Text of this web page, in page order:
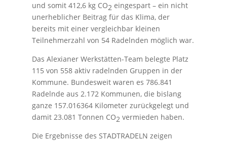
und somit 412,6 kg CO2 eingespart – ein nicht
unerheblicher Beitrag für das Klima, der
bereits mit einer vergleichbar kleinen
Teilnehmerzahl von 54 Radelnden möglich war.
Das Alexianer Werkstätten-Team belegte Platz
115 von 558 aktiv radelnden Gruppen in der
Kommune. Bundesweit waren es 786.841
Radelnde aus 2.172 Kommunen, die bislang
ganze 157.016364 Kilometer zurückgelegt und
damit 23.081 Tonnen CO2 vermieden haben.
Die Ergebnisse des STADTRADELN zeigen